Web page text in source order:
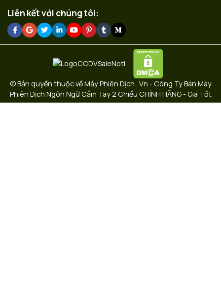
Liên kết với chúng tôi:
© Bản quyền thuộc về Máy Phiên Dịch . Vn - Công Ty Bán Máy
Phiên Dịch Ngôn Ngữ Cầm Tay 2 Chiều CHÍNH HÃNG - Giá Tốt